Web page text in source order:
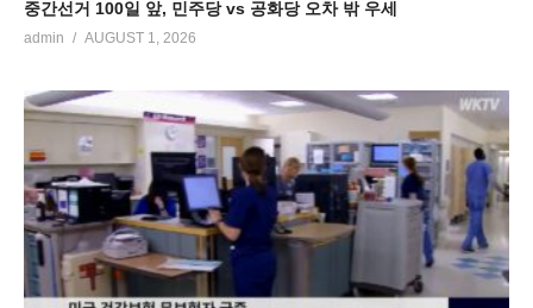
중간선거 100일 앞, 민주당 vs 공화당 오차 밖 우세
admin AUGUST 1, 2026